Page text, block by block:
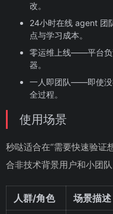
改。
24小时在线 agent 团
点与学习成本。
零运维上线——平台负
器。
一人即团队——即使没
全过程。
使用场景
秒哒适合在“需要快速验证
合非技术背景用户和小团队
人群/角色 场景描述